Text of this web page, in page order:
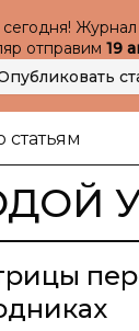
сегодня!
отправим 19